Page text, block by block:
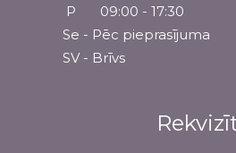
P
09:00 - 17:30
Se - Pēc pieprasījuma
SV - Brīvs